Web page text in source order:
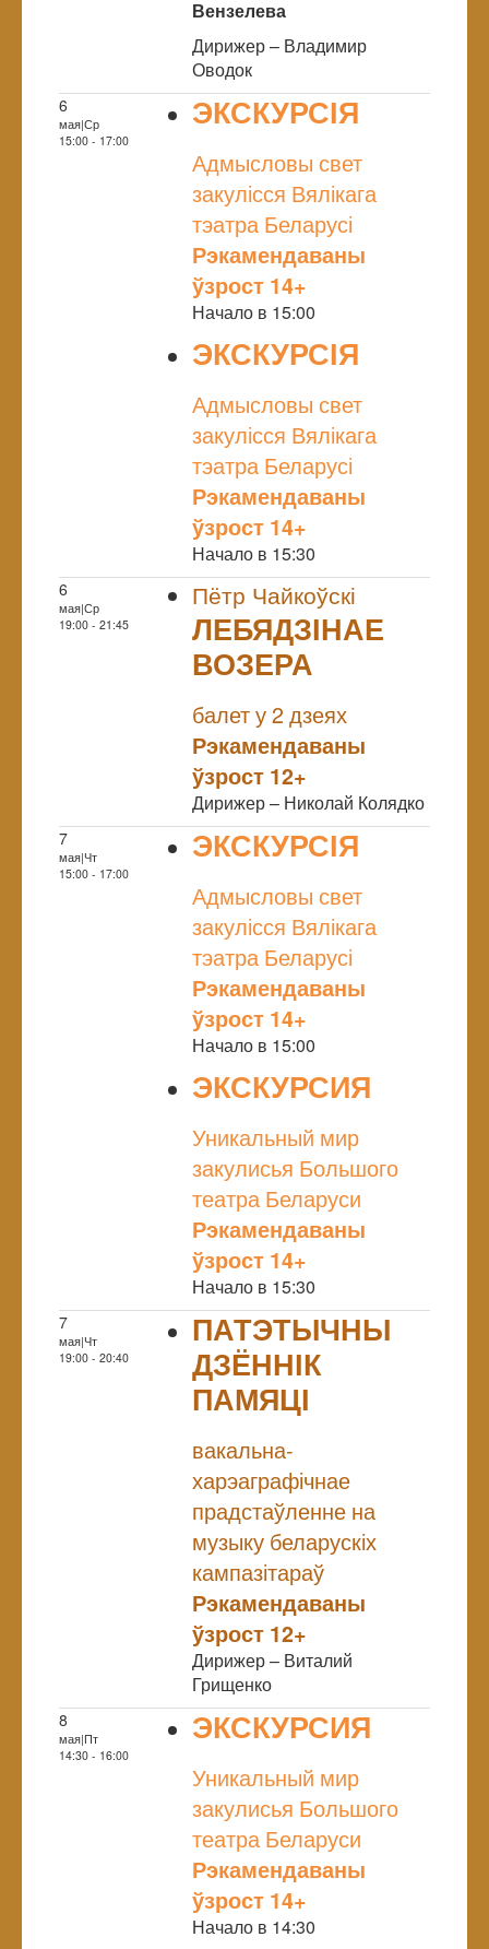
Вензелева
Дирижер – Владимир
Оводок
6
мая|Ср
15:00 - 17:00
ЭКСКУРСІЯ
Адмысловы свет
закулісся Вялікага
тэатра Беларусі
Рэкамендаваны
ўзрост 14+
Начало в 15:00
ЭКСКУРСІЯ
Адмысловы свет
закулісся Вялікага
тэатра Беларусі
Рэкамендаваны
ўзрост 14+
Начало в 15:30
6
мая|Ср
19:00 - 21:45
Пётр Чайкоўскі
ЛЕБЯДЗІНАЕ
ВОЗЕРА
балет у 2 дзеях
Рэкамендаваны
ўзрост 12+
Дирижер – Николай Колядко
7
мая|Чт
15:00 - 17:00
ЭКСКУРСІЯ
Адмысловы свет
закулісся Вялікага
тэатра Беларусі
Рэкамендаваны
ўзрост 14+
Начало в 15:00
ЭКСКУРСИЯ
Уникальный мир
закулисья Большого
театра Беларуси
Рэкамендаваны
ўзрост 14+
Начало в 15:30
7
мая|Чт
19:00 - 20:40
ПАТЭТЫЧНЫ
ДЗЁННІК
ПАМЯЦІ
вакальна-
харэаграфічнае
прадстаўленне на
музыку беларускіх
кампазітараў
Рэкамендаваны
ўзрост 12+
Дирижер – Виталий
Грищенко
8
мая|Пт
14:30 - 16:00
ЭКСКУРСИЯ
Уникальный мир
закулисья Большого
театра Беларуси
Рэкамендаваны
ўзрост 14+
Начало в 14:30